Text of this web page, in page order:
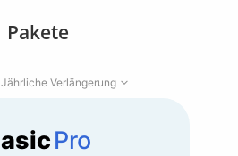
Pakete
Jährliche Verlängerung expand_more
BasicPro